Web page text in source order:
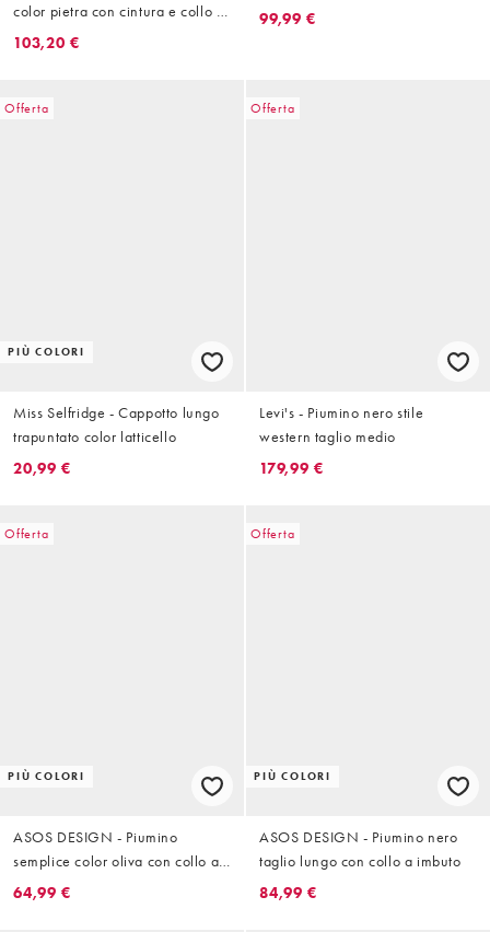
color pietra con cintura e collo a
imbuto
103,20 €
99,99 €
Offerta
PIÙ COLORI
Miss Selfridge - Cappotto lungo
trapuntato color latticello
20,99 €
Offerta
Levi's - Piumino nero stile
western taglio medio
179,99 €
Offerta
PIÙ COLORI
ASOS DESIGN - Piumino
semplice color oliva con collo a
imbuto
64,99 €
Offerta
PIÙ COLORI
ASOS DESIGN - Piumino nero
taglio lungo con collo a imbuto
84,99 €